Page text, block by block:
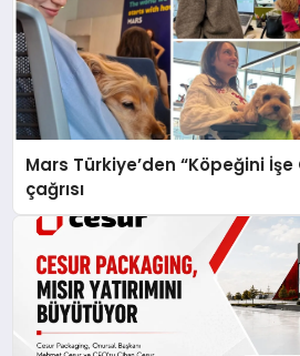
Mars Türkiye’den “Köpeğini
çağrısı